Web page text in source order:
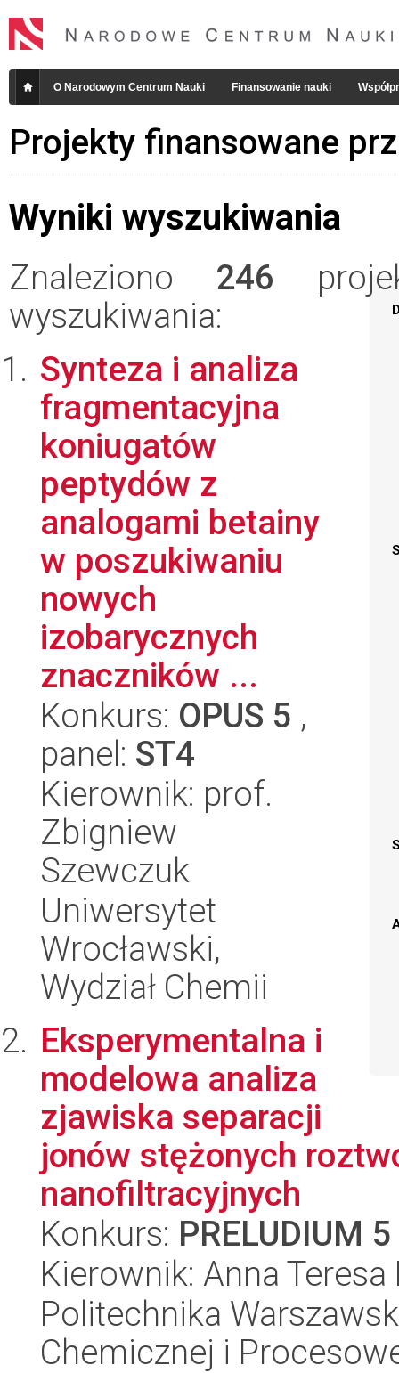
O Narodowym Centrum Nauki Finansowanie nauki
Projekty finansowane
Wyniki wyszukiwania
Znaleziono 246
wyszukiwania:
Synteza i analiza
fragmentacyjna
koniugatów
peptydów z
analogami betainy
w poszukiwaniu
nowych
izobarycznych
znaczników ...
Konkurs: OPUS 5 ,
panel: ST4
Kierownik: prof.
Zbigniew
Szewczuk
Uniwersytet
Wrocławski,
Wydział Chemii
Eksperymentalna i
modelowa analiza
zjawiska separacji
jonów stężonych
nanofiltracyjnych
Konkurs: PRELUDIUM 5
Kierownik: Anna
Politechnika
Chemicznej i